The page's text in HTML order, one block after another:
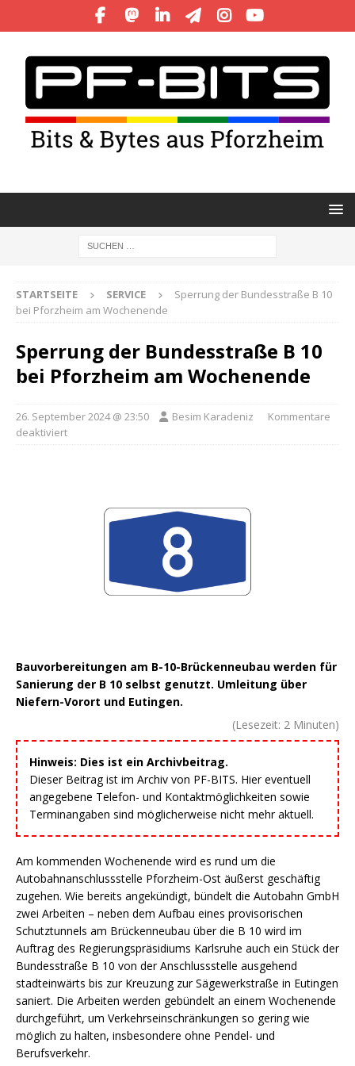
STARTSEITE SERVICE
Sperrung der Bundesstraße B 10
bei Pforzheim am Wochenende
Sperrung der Bundesstraße B 10
bei Pforzheim am Wochenende
26. September 2024 @ 23:50 Besim Karadeniz
Kommentare
deaktiviert
Bauvorbereitungen am B-10-Brückenneubau werden für
Sanierung der B 10 selbst genutzt. Umleitung über
Niefern-Vorort und Eutingen.
(Lesezeit: 2 Minuten)
Hinweis: Dies ist ein Archivbeitrag.
Dieser Beitrag ist im Archiv von PF-BITS. Hier eventuell
angegebene Telefon- und Kontaktmöglichkeiten sowie
Terminangaben sind möglicherweise nicht mehr aktuell.
Am kommenden Wochenende wird es rund um die
Autobahnanschlussstelle Pforzheim-Ost äußerst geschäftig
zugehen. Wie bereits angekündigt, bündelt die Autobahn GmbH
zwei Arbeiten – neben dem Aufbau eines provisorischen
Schutztunnels am Brückenneubau über die B 10 wird im
Auftrag des Regierungspräsidiums Karlsruhe auch ein Stück der
Bundesstraße B 10 von der Anschlussstelle ausgehend
stadteinwärts bis zur Kreuzung zur Sägewerkstraße in Eutingen
saniert. Die Arbeiten werden gebündelt an einem Wochenende
durchgeführt, um Verkehrseinschränkungen so gering wie
möglich zu halten, insbesondere ohne Pendel- und
Berufsverkehr.